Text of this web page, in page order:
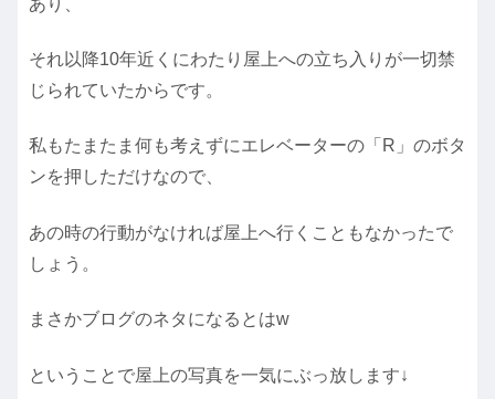
それ以降10年近くにわたり屋上への立ち入りが一切禁
じられていたからです。
私もたまたま何も考えずにエレベーターの「R」のボタ
ンを押しただけなので、
あの時の行動がなければ屋上へ行くこともなかったで
しょう。
まさかブログのネタになるとはw
ということで屋上の写真を一気にぶっ放します↓